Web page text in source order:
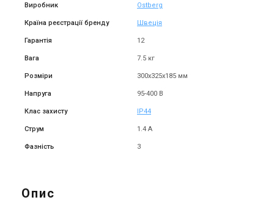
Виробник Ostberg
Країна реєстрації бренду Швеція
Гарантія 12
Вага 7.5 кг
Розміри 300х325х185 мм
Напруга 95-400 В
Клас захисту IP44
Струм 1.4 А
Фазність 3
Опис